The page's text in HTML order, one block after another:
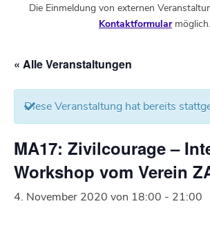
Die Einmeldung von externen
Kontaktformularmöglich.
« Alle Veranstaltungen
Diese Veranstaltung hat bereits
MA17: Zivilcourage –
Workshop vom Verein
4. November 2020 von 18:00 - 21:00